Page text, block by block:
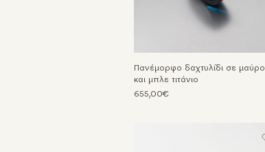
Πανέμορφο δαχτυλίδι σε μαύρο
και μπλε τιτάνιο
655,00€